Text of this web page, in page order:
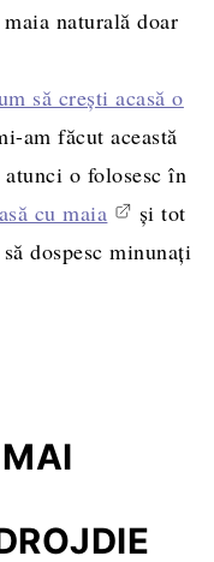
naturală doar
să crești acasă o
am făcut această
o folosesc în
cu maia
și tot
dospesc minunați